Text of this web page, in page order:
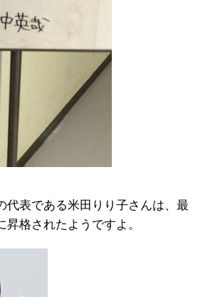
代表である米田りり子さんは、最
格されたようですよ。